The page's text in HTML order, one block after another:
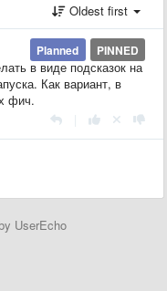
Oldest first
PINNED
Planned
в виде подсказок на
Как вариант, в
фич.
UserEcho